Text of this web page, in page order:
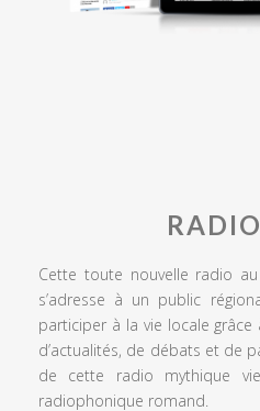
Cette toute nouvelle radio
s’adresse à un public
participer à la vie locale
d’actualités, de débats et de
de cette radio mythique
radiophonique romand.